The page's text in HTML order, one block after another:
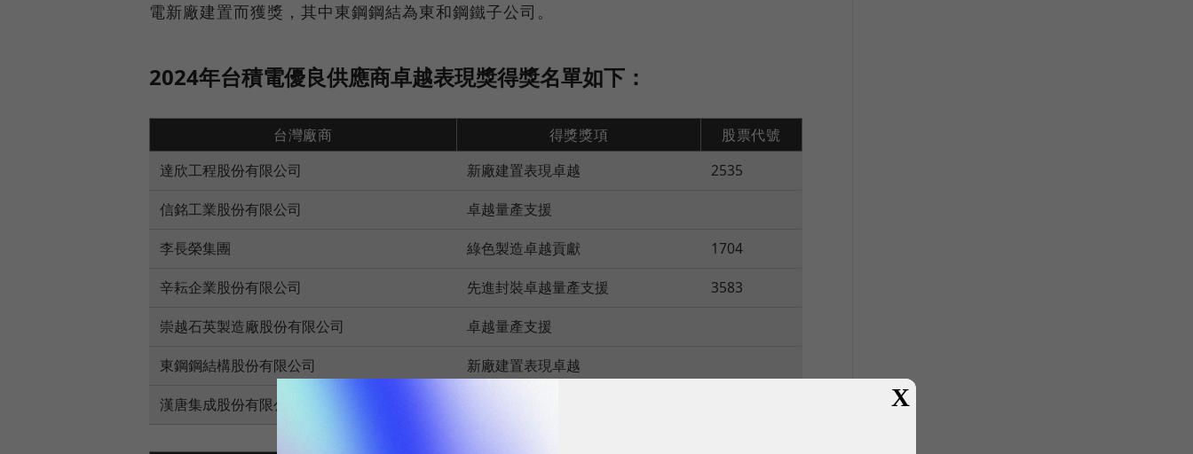
電新廠建置而獲獎，其中東鋼鋼結為東和鋼鐵子公司。
2024年台積電優良供應商卓越表現獎得獎名單如下：
台灣廠商 得獎獎項
股票代號
達欣工程股份有限公司
新廠建置表現卓越
2535
信銘工業股份有限公司
卓越量產支援
李長榮集團
綠色製造卓越貢獻
1704
辛耘企業股份有限公司
先進封裝卓越量產支援
3583
崇越石英製造廠股份有限公司
卓越量產支援
東鋼鋼結構股份有限公司
新廠建置表現卓越
漢唐集成股份有限公司
X